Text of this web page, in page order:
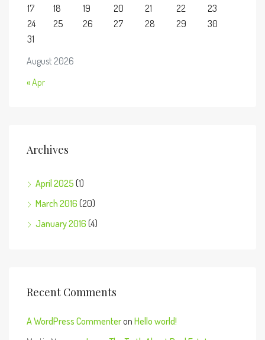
August 2026
17
18 19 20 21 22
23
24
25 26 27 28 29
30
31
« Apr
Archives
April 2025 (1)
March 2016 (20)
January 2016 (4)
Recent Comments
A WordPress Commenteron Hello world!